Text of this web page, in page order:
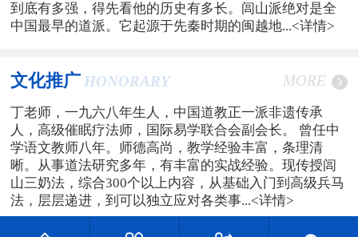
到底有多强，得先看他的历史有多长。闾山派绝对是全
中国最早的道派。它起源于先秦时期的闽越地...<详情>
文化推广 HONORARY MORE
丁老师，一九六八年生人，中国道教正一派非遗传承
人，高级催眠疗法师，国际易学联合会副会长。 曾任中
学语文教师八年。师德高尚，教学经验丰富，条理清
晰。从事道法研究多年，有丰富的实战经验。现传授闾
山三奶法，综合300个以上内容，从基础入门到高级兵马
法，层层递进，到可以独立应对各类事...<详情>